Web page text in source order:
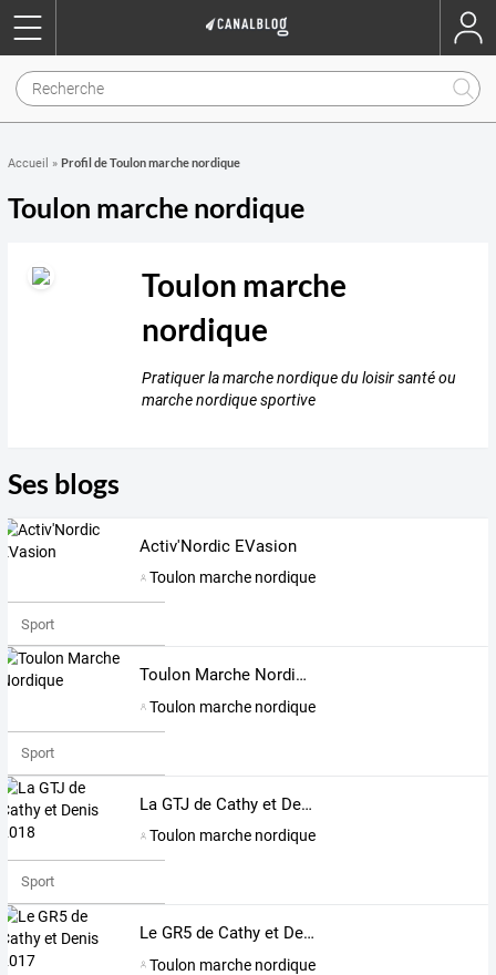
Accueil » Profil de Toulon marche nordique
Toulon marche nordique
Toulon marche
nordique
Pratiquer la marche nordique du loisir santé ou
marche nordique sportive
Ses blogs
Activ'Nordic EVasion
Toulon marche nordique
Sport
Toulon Marche Nordique
Toulon marche nordique
Sport
La GTJ de Cathy et Denis 2018
Toulon marche nordique
Sport
Le GR5 de Cathy et Denis 2017
Toulon marche nordique